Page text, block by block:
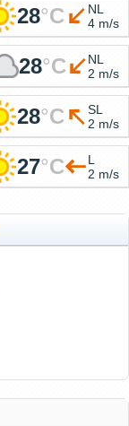
28°C
NL
4 m/s
28°C
NL
2 m/s
28°C
SL
2 m/s
27°C
L
2 m/s